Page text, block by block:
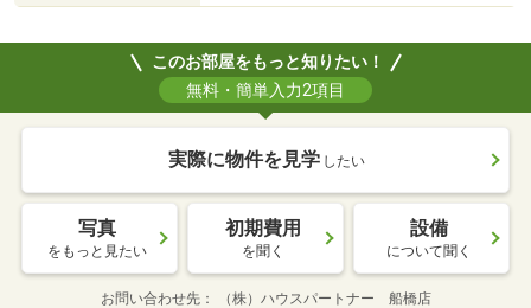
このお部屋をもっと知りたい！
無料・簡単入力2項目
実際に物件を見学 したい
写真
をもっと見たい
初期費用
を聞く
設備
について聞く
お問い合わせ先 （株）ハウスパートナー 船橋店